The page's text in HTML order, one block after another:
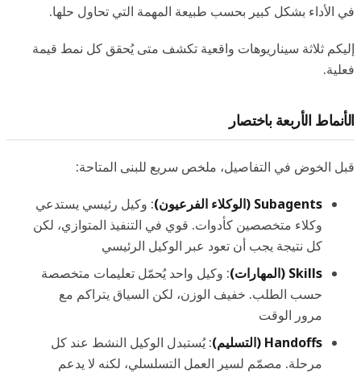
في الأداء بشكل كبير بحسب طبيعة المهمة التي تحاول حلها.
إليكم ثلاثة سيناريوهات واقعية تكشف متى يُحقق كل نمط قيمة
فعلية.
الأنماط الأربعة باختصار
قبل الخوض في التفاصيل، ملخص سريع للبنى المتاحة:
Subagents (الوكلاء الفرعيون)
: وكيل رئيسي يستدعي
وكلاء متخصصين كأدوات. قوي في التنفيذ المتوازي، لكن
كل نتيجة يجب أن تعود عبر الوكيل الرئيسي
Skills (المهارات)
: وكيل واحد يُحمّل تعليمات متخصصة
حسب الطلب. خفيف الوزن، لكن السياق يتراكم مع
مرور الوقت
Handoffs (التسليم)
: يُستبدل الوكيل النشط عند كل
مرحلة. مصمّم لسير العمل التسلسلي، لكنه لا يدعم